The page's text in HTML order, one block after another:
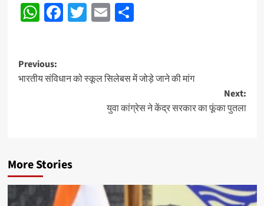
WhatsApp
Facebook
Twitter
EmailShare
Post
navigation
Previous:
भारतीय संविधान को स्कूल सिलेबस में जोड़े जाने की मांग
Next:
युवा कांग्रेस ने केंद्र सरकार का फूंका पुतला
More Stories